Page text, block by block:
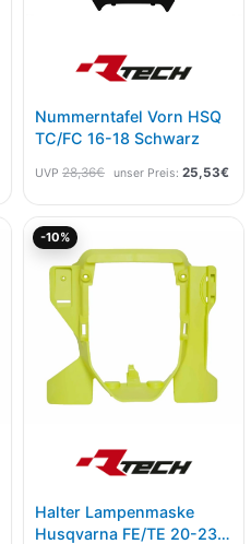
Nummerntafel Vorn HSQ
TC/FC 16-18 Schwarz
UVP 28,36€ unser Preis: 25,53€
Aktueller
-10%
Halter Lampenmaske
Husqvarna FE/TE 20-23
war: